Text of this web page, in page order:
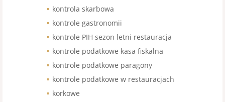
kontrola skarbowa
kontrole gastronomii
kontrole PIH sezon letni restauracja
kontrole podatkowe kasa fiskalna
kontrole podatkowe paragony
kontrole podatkowe w restauracjach
korkowe